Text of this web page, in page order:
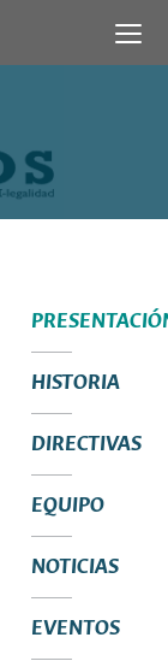
HISTORIA
DIRECTIVAS
EQUIPO
NOTICIAS
EVENTOS